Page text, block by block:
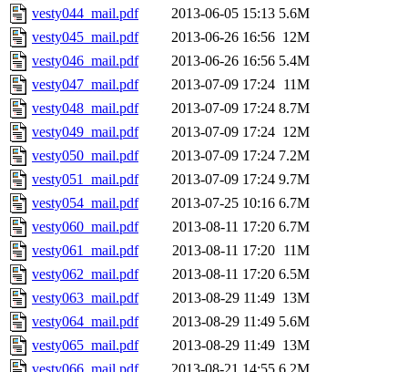
vesty044_mail.pdf
2013-06-05 15:13 5.6M
vesty045_mail.pdf
2013-06-26 16:56 12M
vesty046_mail.pdf
2013-06-26 16:56 5.4M
vesty047_mail.pdf
2013-07-09 17:24 11M
vesty048_mail.pdf
2013-07-09 17:24 8.7M
vesty049_mail.pdf
2013-07-09 17:24 12M
vesty050_mail.pdf
2013-07-09 17:24 7.2M
vesty051_mail.pdf
2013-07-09 17:24 9.7M
vesty054_mail.pdf
2013-07-25 10:16 6.7M
vesty060_mail.pdf
2013-08-11 17:20 6.7M
vesty061_mail.pdf
2013-08-11 17:20 11M
vesty062_mail.pdf
2013-08-11 17:20 6.5M
vesty063_mail.pdf
2013-08-29 11:49 13M
vesty064_mail.pdf
2013-08-29 11:49 5.6M
vesty065_mail.pdf
2013-08-29 11:49 13M